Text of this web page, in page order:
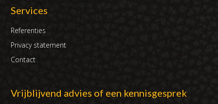
Services
Referenties
Privacy statement
Contact
Vrijblijvend advies of een kennisgesprek